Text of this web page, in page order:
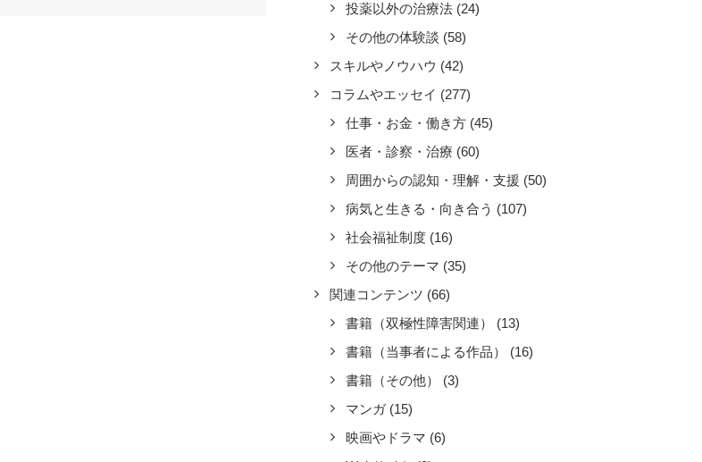
投薬以外の治療法 (24)
その他の体験談 (58)
スキルやノウハウ (42)
コラムやエッセイ (277)
仕事・お金・働き方 (45)
医者・診察・治療 (60)
周囲からの認知・理解・支援 (50)
病気と生きる・向き合う (107)
社会福祉制度 (16)
その他のテーマ (35)
関連コンテンツ (66)
書籍（双極性障害関連）
(13)
書籍（当事者による作品）
(16)
書籍（その他）
(3)
マンガ (15)
映画やドラマ (6)